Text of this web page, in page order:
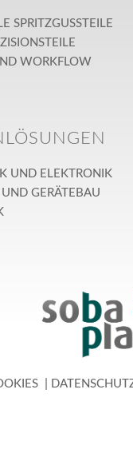
SPRITZGUSSTEILE
WORKFLOW
UND ELEKTRONIK
GERÄTEBAU